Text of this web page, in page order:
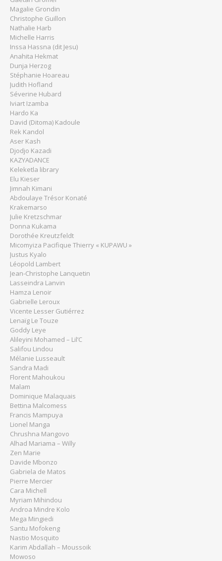
Magalie Grondin
Christophe Guillon
Nathalie Harb
Michelle Harris
Inssa Hassna (dit Jesu)
Anahita Hekmat
Dunja Herzog
Stéphanie Hoareau
Judith Hofland
Séverine Hubard
Iviart Izamba
Hardo Ka
David (Ditoma) Kadoule
Rek Kandol
Aser Kash
Djodjo Kazadi
KAZYADANCE
Keleketla library
Elu Kieser
Jimnah Kimani
Abdoulaye Trésor Konaté
Krakemarso
Julie Kretzschmar
Donna Kukama
Dorothée Kreutzfeldt
Micomyiza Pacifique Thierry « KUPAWU »
Justus Kyalo
Léopold Lambert
Jean-Christophe Lanquetin
Lasseindra Lanvin
Hamza Lenoir
Gabrielle Leroux
Vicente Lesser Gutiérrez
Lenaïg Le Touze
Goddy Leye
Alileyini Mohamed – Lil’C
Salifou Lindou
Mélanie Lusseault
Sandra Madi
Florent Mahoukou
Malam
Dominique Malaquais
Bettina Malcomess
Francis Mampuya
Lionel Manga
Chrushna Mangovo
Alhad Mariama – Willy
Zen Marie
Davide Mbonzo
Gabriela de Matos
Pierre Mercier
Cara Michell
Myriam Mihindou
Androa Mindre Kolo
Mega Mingiedi
Santu Mofokeng
Nastio Mosquito
Karim Abdallah – Moussoik
Mowoso